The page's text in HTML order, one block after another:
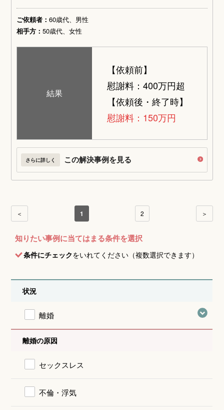
ご依頼者：60歳代、男性
相手方：50歳代、女性
結果
【依頼前】
慰謝料：400万円超
【依頼後・終了時】
慰謝料：150万円
さらに詳しく この解決事例を見る
＜ 1 2 ＞
知りたい事例に当てはまる条件を選択
条件にチェックをいれてください（複数選択できます）
状況
離婚
離婚の原因
セックスレス
不倫・浮気